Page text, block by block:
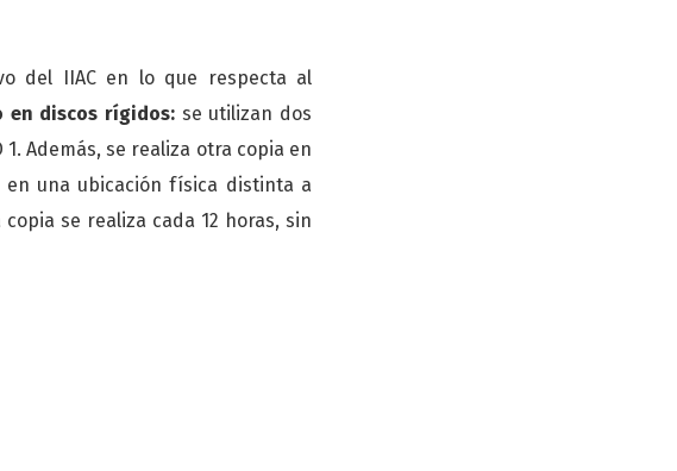
del IIAC en lo que respecta al
en discos rígidos: se utilizan dos
Además, se realiza otra copia en
una ubicación física distinta a
se realiza cada 12 horas, sin